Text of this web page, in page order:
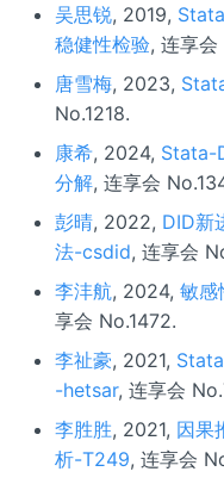
吴思锐, 2019,
稳健性检验, 连享会
唐雪梅, 2023,
No.1218.
康希, 2024, Stata-
分解, 连享会
彭晴, 2022, DID新
法-csdid, 连享会
李沣航, 2024, 敏感
享会 No.1472.
李祉豪, 2021,
-hetsar, 连享会
李胜胜, 2021, 因果
析-T249, 连享会